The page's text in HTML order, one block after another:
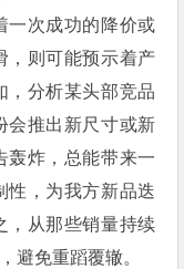
一次成功的降价或
，则可能预示着产
，分析某头部竞品
会推出新尺寸或新
轰炸，总能带来一
性，为我方新品迭
，从那些销量持续
避免重蹈覆辙。